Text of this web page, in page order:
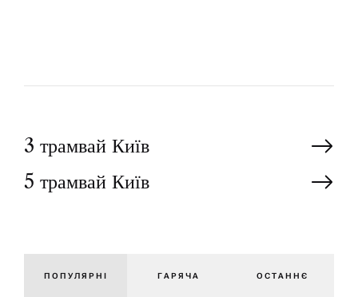
Н
а
3 трамвай Київ
5 трамвай Київ
ПОПУЛЯРНІ ГАРЯЧА ОСТАННЄ